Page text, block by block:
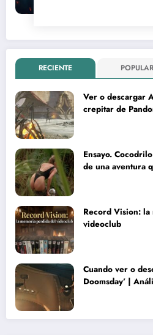
RECIENTE POPULAR
Ver o descargar
crepitar de
Ensayo.
de una aventura
Record Vision:
videoclub
Cuando ver o
Doomsday’ |